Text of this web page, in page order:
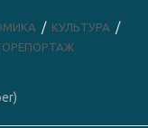
КУЛЬТУРА